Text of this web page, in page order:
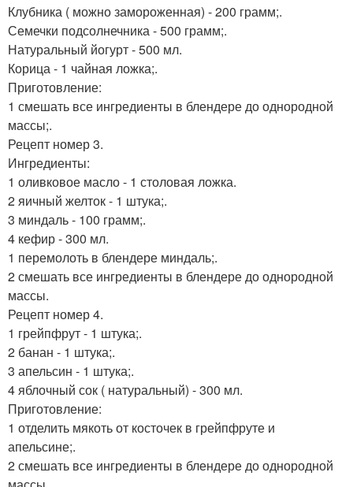
Клубника ( можно замороженная) - 200 грамм;.
Семечки подсолнечника - 500 грамм;.
Натуральный йогурт - 500 мл.
Корица - 1 чайная ложка;.
Приготовление:
1 смешать все ингредиенты в блендере до однородной
массы;.
Рецепт номер 3.
Ингредиенты:
1 оливковое масло - 1 столовая ложка.
2 яичный желток - 1 штука;.
3 миндаль - 100 грамм;.
4 кефир - 300 мл.
1 перемолоть в блендере миндаль;.
2 смешать все ингредиенты в блендере до однородной
массы.
Рецепт номер 4.
1 грейпфрут - 1 штука;.
2 банан - 1 штука;.
3 апельсин - 1 штука;.
4 яблочный сок ( натуральный) - 300 мл.
Приготовление:
1 отделить мякоть от косточек в грейпфруте и
апельсине;.
2 смешать все ингредиенты в блендере до однородной